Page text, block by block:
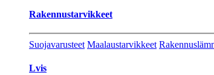
Rakennustarvikkeet
Suojavarusteet Maalaustarvikkeet
Lvis